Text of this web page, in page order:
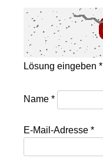
Lösung eingeben*
Name*
E-Mail-Adresse*